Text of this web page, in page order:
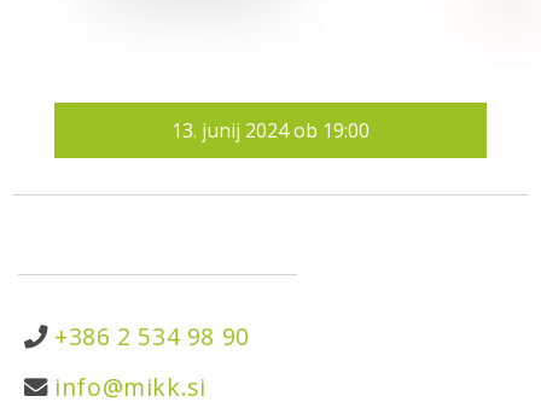
13. junij 2024ob 19:00
+386 2 534 98 90
info@mikk.si